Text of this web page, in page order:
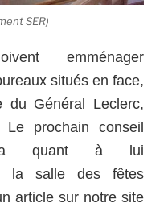
SER)
emménager
situés en face,
du Général Leclerc,
prochain conseil
quant à lui
la salle des fêtes
article sur notre site